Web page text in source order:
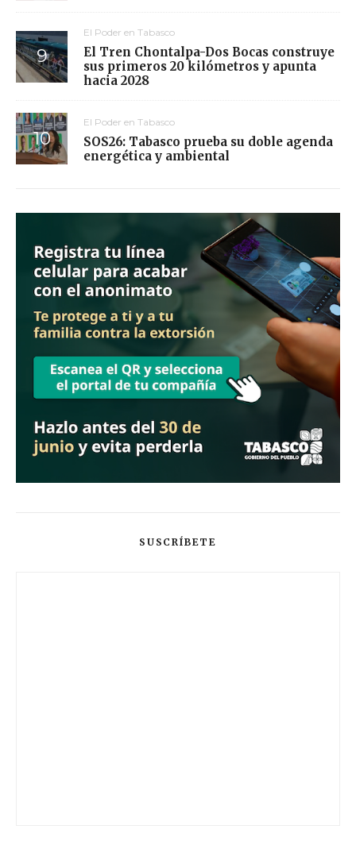
El Poder en Tabasco
El Tren Chontalpa-Dos Bocas construye
sus primeros 20 kilómetros y apunta
hacia 2028
El Poder en Tabasco
SOS26: Tabasco prueba su doble agenda
energética y ambiental
SUSCRÍBETE